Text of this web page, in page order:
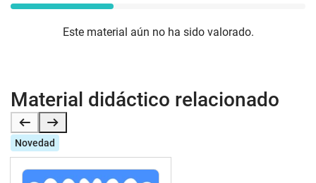
Este material aún no ha sido valorado.
Material didáctico relacionado
Novedad